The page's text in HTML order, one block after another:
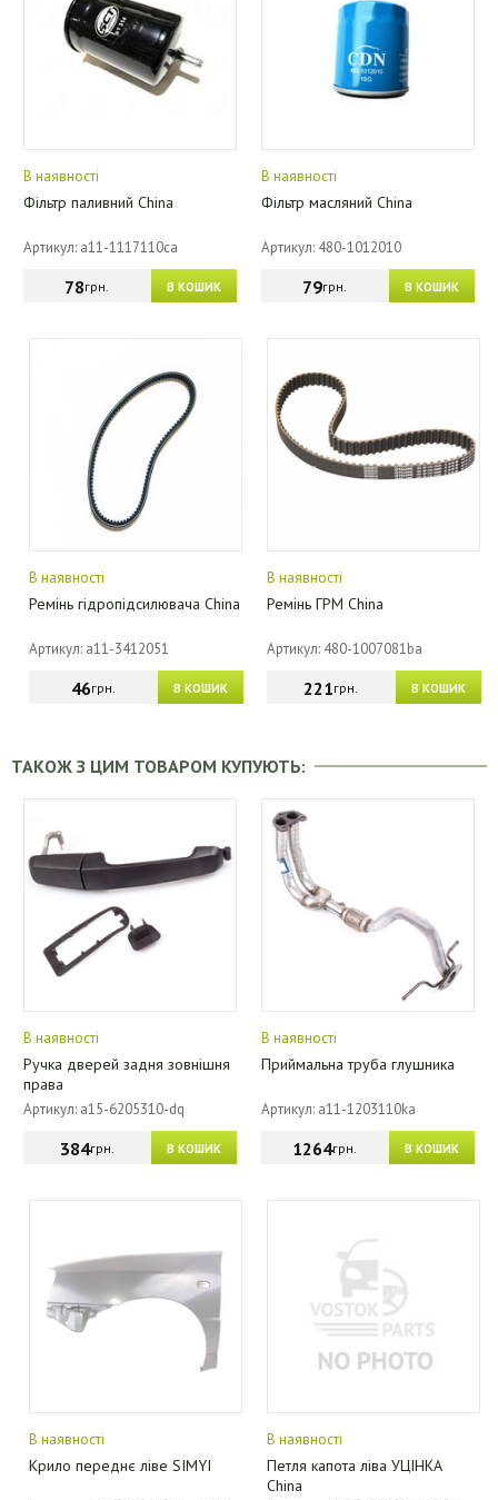
В наявності
Фільтр паливний China
Артикул: a11-1117110ca
В КОШИК
78грн.
В наявності
Фільтр масляний China
Артикул: 480-1012010
В КОШИК
79грн.
В наявності
Ремінь гідропідсилювача China
Артикул: a11-3412051
В КОШИК
46грн.
В наявності
Ремінь ГРМ China
Артикул: 480-1007081ba
В КОШИК
221грн.
ТАКОЖ З ЦИМ ТОВАРОМ КУПУЮТЬ:
В наявності
Ручка дверей задня зовнішня
права
Артикул: a15-6205310-dq
В КОШИК
384грн.
В наявності
Приймальна труба глушника
Артикул: a11-1203110ka
В КОШИК
1264грн.
В наявності
Крило переднє ліве SIMYI
В наявності
Петля капота ліва УЦІНКА
China